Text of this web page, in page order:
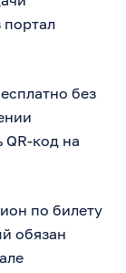
без
QR-код на
по билету
обязан